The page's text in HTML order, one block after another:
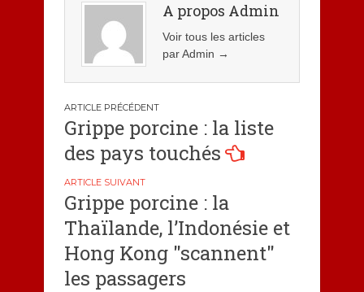
A propos Admin
Voir tous les articles
par Admin →
Navigation
de
l’article
Grippe porcine : la liste
des pays touchés
Grippe porcine : la
Thaïlande, l’Indonésie et
Hong Kong "scannent"
les passagers